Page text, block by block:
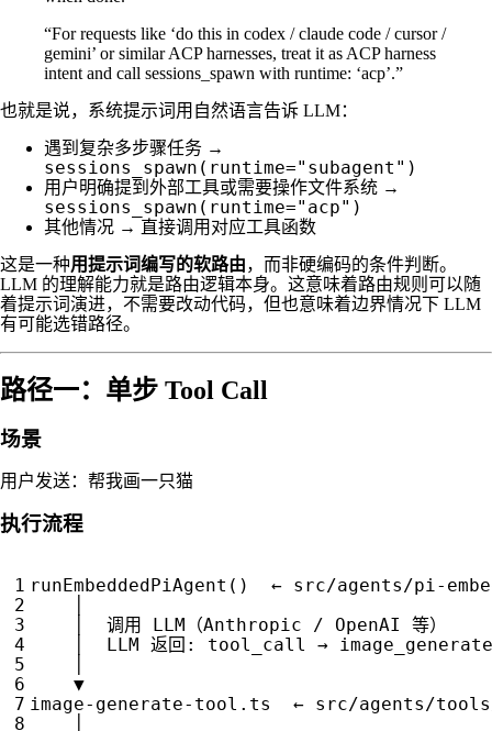
“For requests like ‘do this in codex / claude code / cursor /
gemini’ or similar ACP harnesses, treat it as ACP harness
intent and call sessions_spawn with runtime: ‘acp’.”
也就是说，系统提示词用自然语言告诉 LLM：
遇到复杂多步骤任务 →
sessions_spawn(runtime="subagent")
用户明确提到外部工具或需要操作文件系统 →
sessions_spawn(runtime="acp")
其他情况 → 直接调用对应工具函数
这是一种用提示词编写的软路由，而非硬编码的条件判断。
LLM 的理解能力就是路由逻辑本身。这意味着路由规则可以随
着提示词演进，不需要改动代码，但也意味着边界情况下 LLM
有可能选错路径。
路径一：单步 Tool Call
场景
用户发送： 帮我画一只猫
执行流程
runEmbeddedPiAgent () ← src/agents/pi-
调用 LLM （Anthropic / OpenAI
等）
LLM 返回 : tool_call →
image_generate
▼
image- generate- tool . ts ← src/agents/tools